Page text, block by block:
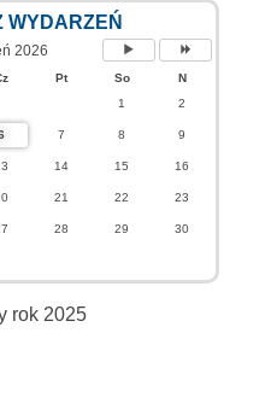
WYDARZEŃ
2026
Pt So
N
1
2
7 8 9
14 15 16
21 22 23
28 29 30
rok 2025